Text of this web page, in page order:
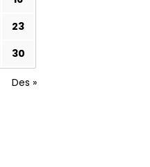
23
30
Des »